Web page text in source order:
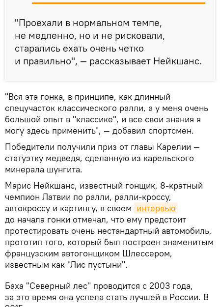
"Проехали в нормальном темпе,
не медленно, но и не рисковали,
старались ехать очень четко
и правильно", — рассказывает Нейкшанс.
"Вся эта гонка, в принципе, как длинный
спецучасток классического ралли, а у меня очень
большой опыт в "классике", и все свои знания я
могу здесь применить", — добавил спортсмен.
Победители получили приз от главы Карелии —
статуэтку медведя, сделанную из карельского
минерала шунгита.
Марис Нейкшанс, известный гонщик, 8-кратный
чемпион Латвии по ралли, ралли-кроссу,
автокроссу и картингу, в своем интервью
до начала гонки отмечал, что ему предстоит
протестировать очень нестандартный автомобиль,
прототип того, который был построен знаменитым
французским автогонщиком Шлессером,
известным как "Лис пустыни".
Баха "Северный лес" проводится с 2003 года,
за это время она успела стать лучшей в России. В